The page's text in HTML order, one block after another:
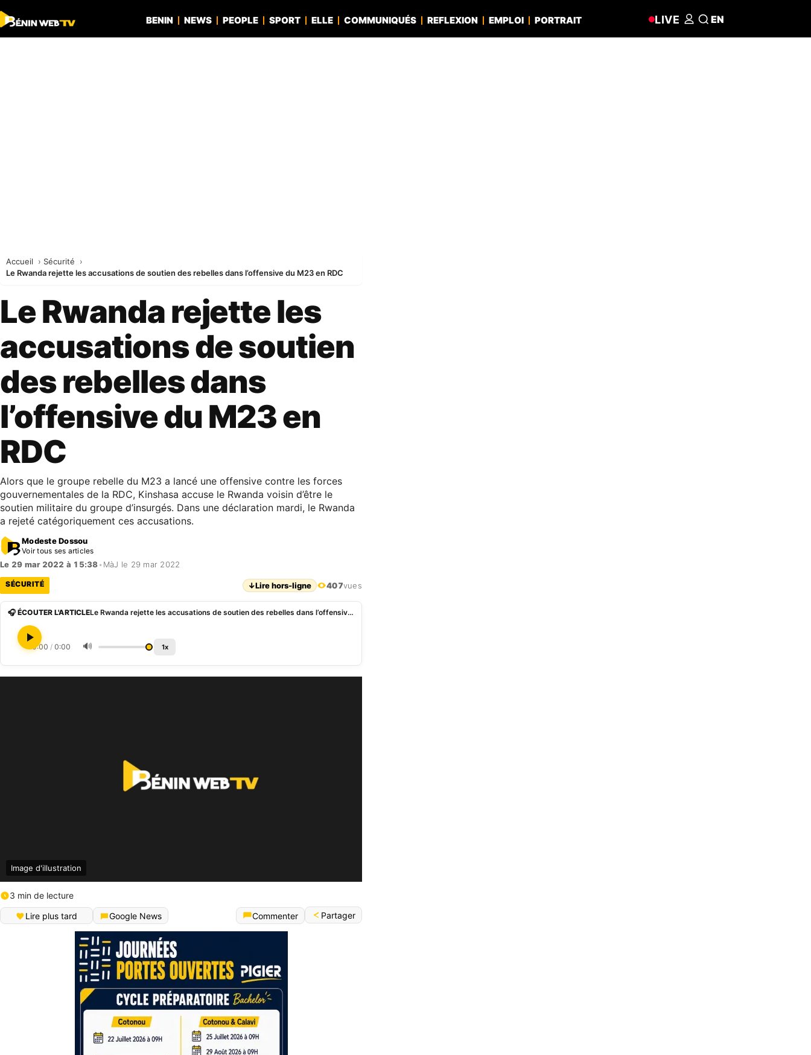
BENIN NEWS PEOPLE SPORT ELLE COMMUNIQUÉS REFLEXION EMPLOI PORTRAIT LIVE EN
Accueil
Sécurité
Le Rwanda rejette les accusations de soutien des rebelles dans l’offensive du M23 en RDC
Le Rwanda rejette les
accusations de soutien
des rebelles dans
l’offensive du M23 en
RDC
Alors que le groupe rebelle du M23 a lancé une offensive contre les forces
gouvernementales de la RDC, Kinshasa accuse le Rwanda voisin d’être le
soutien militaire du groupe d’insurgés. Dans une déclaration mardi, le Rwanda
a rejeté catégoriquement ces accusations.
Modeste Dossou
Voir tous ses articles
Le 29 mar 2022 à 15:38• MàJ le 29 mar 2022
SÉCURITÉ ↓Lire hors-ligne 407vues
🎧 ÉCOUTER L'ARTICLE Le Rwanda rejette les accusations de soutien des rebelles dans l’offensive du M23 en RDC
0:00 / 0:00 🔊 1x
Image d'illustration
3 min de lecture
Lire plus tard
Google News Commenter Partager